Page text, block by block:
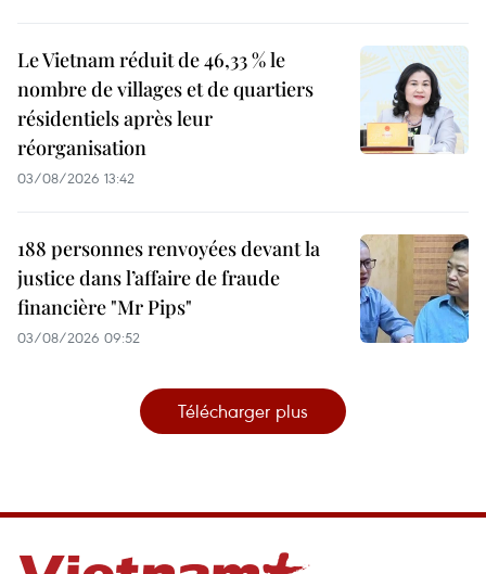
Le Vietnam réduit de 46,33 % le
nombre de villages et de quartiers
résidentiels après leur
réorganisation
03/08/2026 13:42
188 personnes renvoyées devant la
justice dans l’affaire de fraude
financière "Mr Pips"
03/08/2026 09:52
Télécharger plus